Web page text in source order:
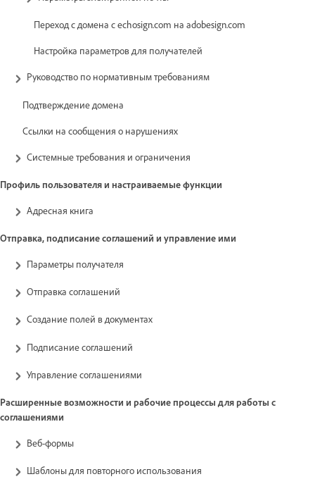
Переход с домена с echosign.com на adobesign.com
Настройка параметров для получателей
Руководство по нормативным требованиям
Подтверждение домена
Ссылки на сообщения о нарушениях
Системные требования и ограничения
Профиль пользователя и настраиваемые функции
Адресная книга
Отправка, подписание соглашений и управление ими
Параметры получателя
Отправка соглашений
Создание полей в документах
Подписание соглашений
Управление соглашениями
Расширенные возможности и рабочие процессы для работы с
соглашениями
Веб-формы
Шаблоны для повторного использования